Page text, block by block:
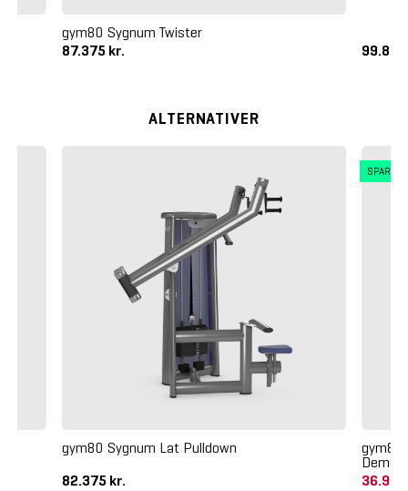
gym80 Sygnum Twister
87.375 kr.
ALTERNATIVER
gym80 Sygnum Lat Pulldown
82.375 kr.
SPAR
gym80
Demo